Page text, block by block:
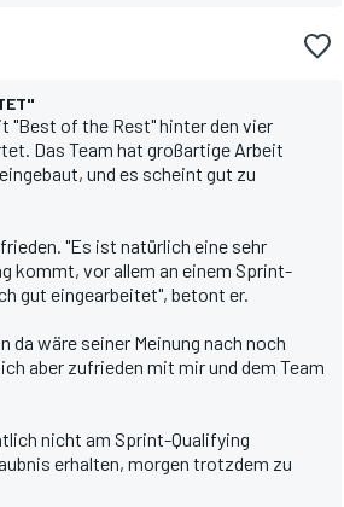
"Best of the Rest" hinter den vier
Das Team hat großartige Arbeit
und es scheint gut zu
"Es ist natürlich eine sehr
kommt, vor allem an einem Sprint-
gut eingearbeitet", betont er.
da wäre seiner Meinung nach noch
aber zufrieden mit mir und dem Team
nicht am Sprint-Qualifying
erhalten, morgen trotzdem zu